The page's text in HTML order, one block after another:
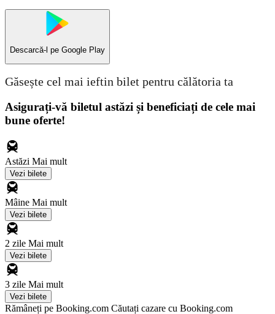
Descarcă-l pe Google Play
Găsește cel mai ieftin bilet pentru călătoria ta
Asigurați-vă biletul astăzi și beneficiați de cele mai
bune oferte!
Astăzi Mai mult
Vezi bilete
Mâine Mai mult
Vezi bilete
2 zile Mai mult
Vezi bilete
3 zile Mai mult
Vezi bilete
Rămâneți pe Booking.com Căutați cazare cu Booking.com